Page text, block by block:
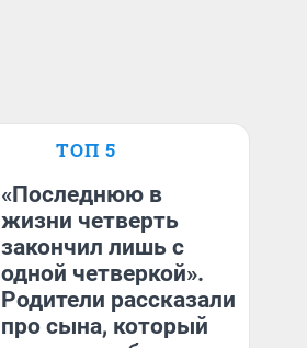
ТОП 5
«Последнюю в
жизни четверть
закончил лишь с
одной четверкой».
Родители рассказали
про сына, который